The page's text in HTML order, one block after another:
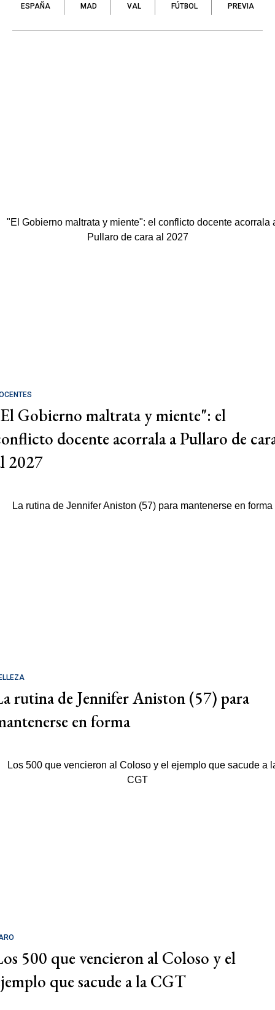
ESPAÑA MAD VAL FÚTBOL PREVIA
Gobierno maltrata y miente": el
docente acorrala a Pullaro de
2027
rutina de Jennifer Aniston (57) para
en forma
500 que vencieron al Coloso y el
que sacude a la CGT